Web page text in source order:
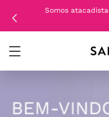
Somos